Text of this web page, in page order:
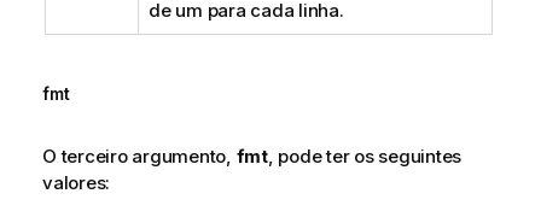
de um para cada linha.
fmt
O terceiro argumento, fmt, pode ter os seguintes
valores: